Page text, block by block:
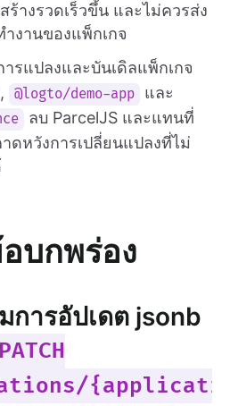
ร้างรวดเร็วขึ้น และไม่ควรส่ง
งานของแพ็กเกจ
ารแปลงและบันเดิลแพ็กเกจ
, @logto/demo-app และ
ลบ ParcelJS และแทนที่
ดหวังการเปลี่ยนแปลงที่ไม่
บกพร่อง
การอัปเดต jsonb
PATCH